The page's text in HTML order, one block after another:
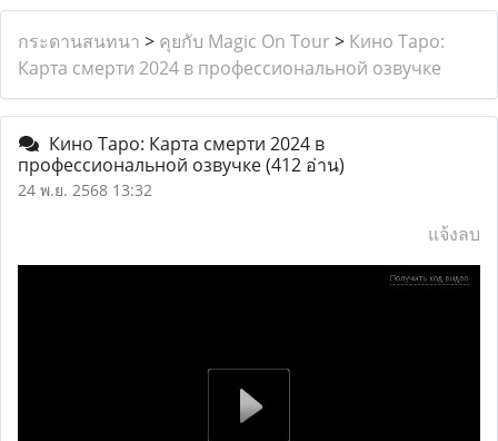
กระดานสนทนา > คุยกับ Magic On Tour > Кино Таро:
Карта смерти 2024 в профессиональной озвучке
Кино Таро: Карта смерти 2024 в
профессиональной озвучке(412 อ่าน)
24 พ.ย. 2568 13:32
แจ้งลบ